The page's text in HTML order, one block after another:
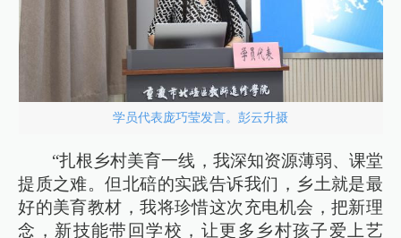
学员代表庞巧莹发言。彭云升摄
“扎根乡村美育一线，我深知资源薄弱、课堂
提质之难。但北碚的实践告诉我们，乡土就是最
好的美育教材，我将珍惜这次充电机会，把新理
念，新技能带回学校，让更多乡村孩子爱上艺